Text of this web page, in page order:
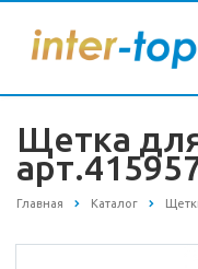
Щетка
Главная Каталог